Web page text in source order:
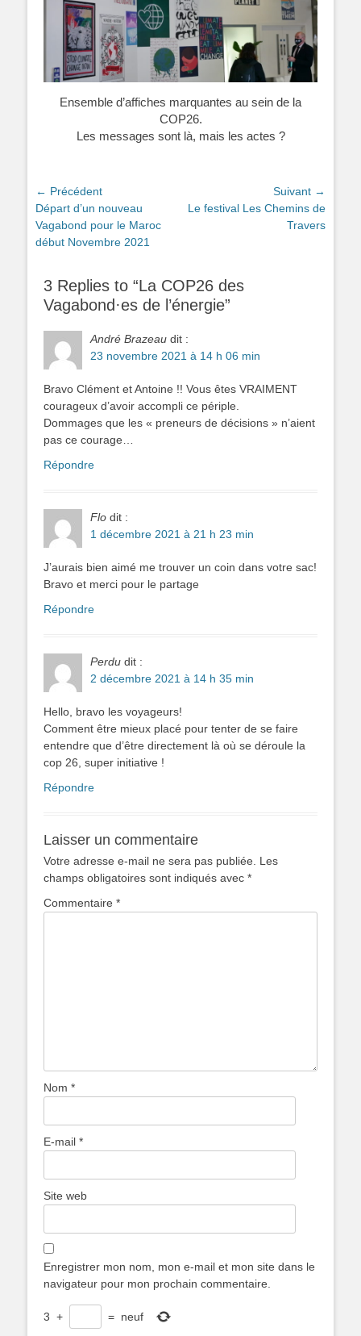
Ensemble d’affiches marquantes au sein de la
COP26.
Les messages sont là, mais les actes ?
Navigation
de
l’article
← Précédent
Article
précédent :
Départ d’un nouveau
Vagabond pour le Maroc
début Novembre 2021
Suivant →
Article
Le festival Les Chemins de
Travers
3 Replies to “La COP26 des
Vagabond·es de l’énergie”
André Brazeau dit :
23 novembre 2021 à 14 h 06 min
Bravo Clément et Antoine !! Vous êtes VRAIMENT
courageux d’avoir accompli ce périple.
Dommages que les « preneurs de décisions » n’aient
pas ce courage…
Répondre
Flo dit :
1 décembre 2021 à 21 h 23 min
J’aurais bien aimé me trouver un coin dans votre sac!
Bravo et merci pour le partage
Répondre
Perdu dit :
2 décembre 2021 à 14 h 35 min
Hello, bravo les voyageurs!
Comment être mieux placé pour tenter de se faire
entendre que d’être directement là où se déroule la
cop 26, super initiative !
Répondre
Laisser un commentaire
Votre adresse e-mail ne sera pas publiée. Les
champs obligatoires sont indiqués avec *
Commentaire *
Nom *
E-mail *
Site web
Enregistrer mon nom, mon e-mail et mon site dans le
navigateur pour mon prochain commentaire.
3 + = neuf